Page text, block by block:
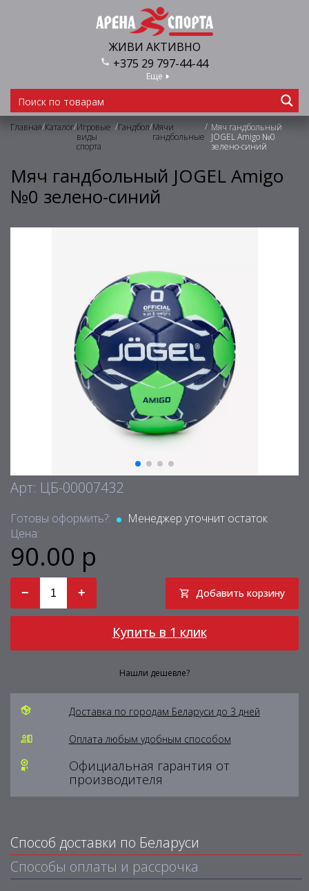
ЖИВИ АКТИВНО
+375 29 797-44-44
Еще
Главная/Каталог/Игровые
виды
спорта
/Гандбол/Мячи
гандбольные
/ Мяч гандбольный
JOGEL Amigo №0
зелено-синий
Мяч гандбольный JOGEL Amigo
№0 зелено-синий
Арт: ЦБ-00007432
Готовы оформить?:
Менеджер уточнит остаток
Цена:
90.00 р
− + Добавить корзину
Купить в 1 клик
Нашли дешевле?
Доставка по городам Беларуси до 3 дней
Оплата любым удобным способом
Официальная гарантия от
производителя
Способ доставки по Беларуси
Способы оплаты и рассрочка